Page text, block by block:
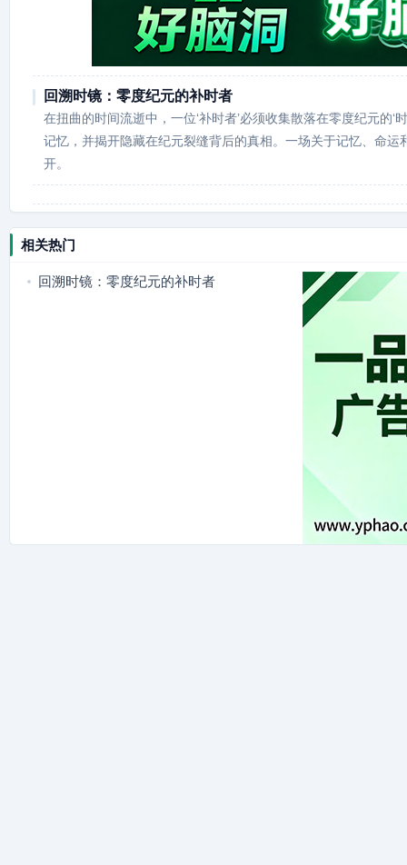
回溯时镜：零度纪元的补时者
在扭曲的时间流逝中，一位‘补时者’必须收集散落在零度纪元的‘
记忆，并揭开隐藏在纪元裂缝背后的真相。一场关于记忆、命运
开。
相关热门
回溯时镜：零度纪元的补时者